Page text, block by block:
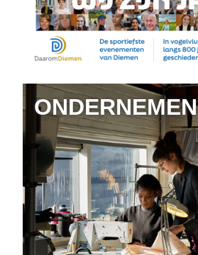
ONDERNEMEN